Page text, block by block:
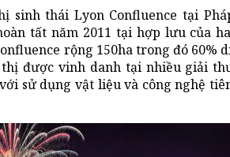
sinh thái Lyon Confluence tại
tất năm 2011 tại hợp lưu của
rộng 150ha trong đó
thị được vinh danh tại nhiều giải
sử dụng vật liệu và công nghệ